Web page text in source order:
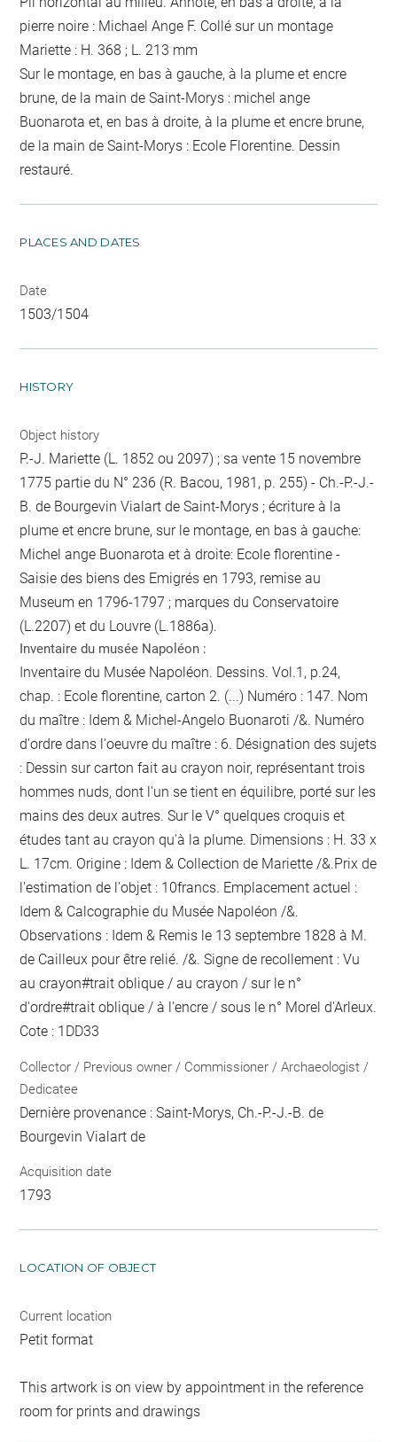
pierre noire : Michael Ange F. Collé sur un montage
Mariette : H. 368 ; L. 213 mm
Sur le montage, en bas à gauche, à la plume et encre
brune, de la main de Saint-Morys : michel ange
Buonarota et, en bas à droite, à la plume et encre brune,
de la main de Saint-Morys : Ecole Florentine. Dessin
restauré.
PLACES AND DATES
Date
1503/1504
HISTORY
Object history
P.-J. Mariette (L. 1852 ou 2097) ; sa vente 15 novembre
1775 partie du N° 236 (R. Bacou, 1981, p. 255) - Ch.-P.-J.-
B. de Bourgevin Vialart de Saint-Morys ; écriture à la
plume et encre brune, sur le montage, en bas à gauche:
Michel ange Buonarota et à droite: Ecole florentine -
Saisie des biens des Emigrés en 1793, remise au
Museum en 1796-1797 ; marques du Conservatoire
(L.2207) et du Louvre (L.1886a).
Inventaire du musée Napoléon :
Inventaire du Musée Napoléon. Dessins. Vol.1, p.24,
chap. : Ecole florentine, carton 2. (...) Numéro : 147. Nom
du maître : Idem & Michel-Angelo Buonaroti /&. Numéro
d'ordre dans l'oeuvre du maître : 6. Désignation des sujets
: Dessin sur carton fait au crayon noir, représentant trois
hommes nuds, dont l'un se tient en équilibre, porté sur les
mains des deux autres. Sur le V° quelques croquis et
études tant au crayon qu'à la plume. Dimensions : H. 33 x
L. 17cm. Origine : Idem & Collection de Mariette /&.Prix de
l'estimation de l'objet : 10francs. Emplacement actuel :
Idem & Calcographie du Musée Napoléon /&.
Observations : Idem & Remis le 13 septembre 1828 à M.
de Cailleux pour être relié. /&. Signe de recollement :Vu
au crayon#trait oblique / au crayon / sur le n°
d'ordre#trait oblique / à l'encre / sous le n° Morel d'Arleux.
Cote : 1DD33
Collector / Previous owner / Commissioner / Archaeologist /
Dedicatee
Dernière provenance : Saint-Morys, Ch.-P.-J.-B. de
Bourgevin Vialart de
Acquisition date
1793
LOCATION OF OBJECT
Current location
Petit format
This artwork is on view by appointment in the reference
room for prints and drawings